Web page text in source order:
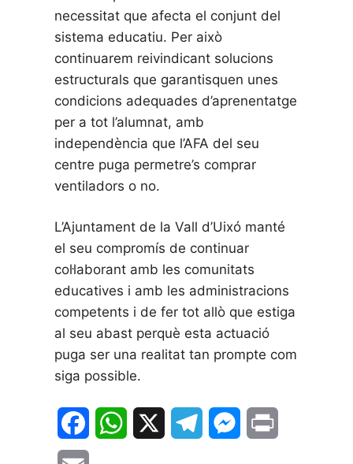
necessitat que afecta el conjunt del
sistema educatiu. Per això
continuarem reivindicant solucions
estructurals que garantisquen unes
condicions adequades d’aprenentatge
per a tot l’alumnat, amb
independència que l’AFA del seu
centre puga permetre’s comprar
ventiladors o no.
L’Ajuntament de la Vall d’Uixó manté
el seu compromís de continuar
col·laborant amb les comunitats
educatives i amb les administracions
competents i de fer tot allò que estiga
al seu abast perquè esta actuació
puga ser una realitat tan prompte com
siga possible.
M